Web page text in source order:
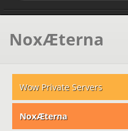
NoxÆterna
Wow Private Servers
NoxÆterna